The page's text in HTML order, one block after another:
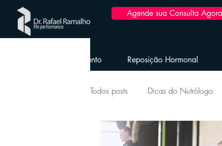
Agende sua Consulta
Emagrecimento Reposição Hormonal
Todos posts Dicas do Nutrólogo
Longevidade Envelhecimento